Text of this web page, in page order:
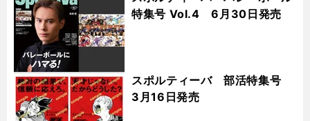
特集号 Vol.4 6月30日発売
スポルティーバ 部活特集号
3月16日発売